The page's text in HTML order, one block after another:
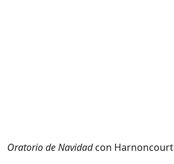
Oratorio de Navidadcon Harnoncourt